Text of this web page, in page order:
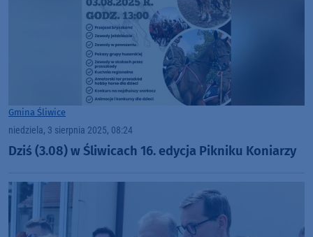
Gmina Śliwice
niedziela, 3 sierpnia 2025, 08:24
Dziś (3.08) w Śliwicach 16. edycja Pikniku Koniarzy